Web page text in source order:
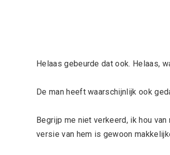
Helaas gebeurde dat ook. Helaas,
De man heeft waarschijnlijk ook
Begrijp me niet verkeerd, ik hou
versie van hem is gewoon